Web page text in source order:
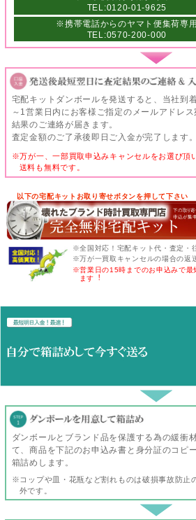
TEL:0120-01-9625
※携帯電話からのヤマト便集荷専用
TEL:0570-200-000
宅配キットダンボールを発送すると、当社到
～1営業日内にお客様ご指定のメールアドレス
結果のご連絡が届きます。
査定金額のご了承後即日ご入金が完了します。
※万が一、一部買取申込みキャンセルをお選び頂
送料も無料です。
以下の宅配キットお取り寄せボタンを押して下さい
※全国対応！宅配キット代・査定・
※万が一買取キャンセルの場合の返
※営業日の15時までのお申込みで最
ます︕
ダンボールとブランド品を保護する為の緩衝
て、商品を下記のお申込み書と身分証のコピ
箱詰めします。
※コップや皿・花瓶など割れものは破損事故防止
外です。